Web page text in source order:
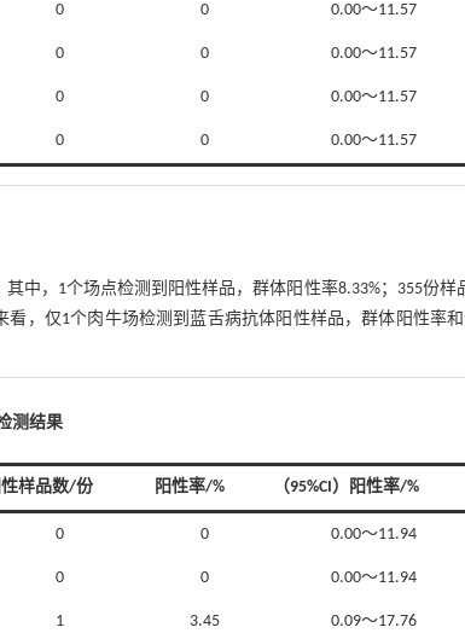
0 0 0.00～11.57
0 0 0.00～11.57
0 0 0.00～11.57
0 0 0.00～11.57
其中，1个场点检测到阳性样品，群体阳性率8.33%；355份样
看，仅1个肉牛场检测到蓝舌病抗体阳性样品，群体阳性率
测结果
性样品数/份 阳性率/% （95%CI）阳性率/%
0 0 0.00～11.94
0 0 0.00～11.94
1 3.45 0.09～17.76